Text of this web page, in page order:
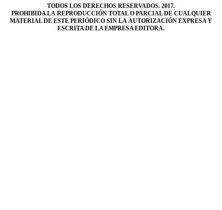
TODOS LOS DERECHOS RESERVADOS. 2017.
PROHIBIDA LA REPRODUCCIÓN TOTAL O PARCIAL DE CUALQUIER
MATERIAL DE ESTE PERIÓDICO SIN LA AUTORIZACIÓN EXPRESA Y
ESCRITA DE LA EMPRESA EDITORA.